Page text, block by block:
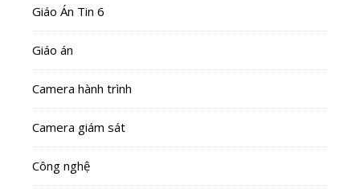
Giáo Án Tin 6
Giáo án
Camera hành trình
Camera giám sát
Công nghệ